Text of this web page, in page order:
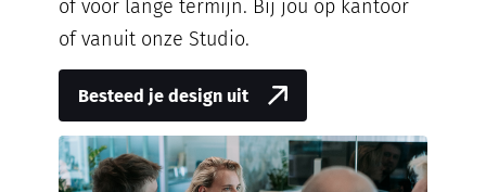
of voor lange termijn. Bij jou op kantoor
of vanuit onze Studio.
Besteed je design uit